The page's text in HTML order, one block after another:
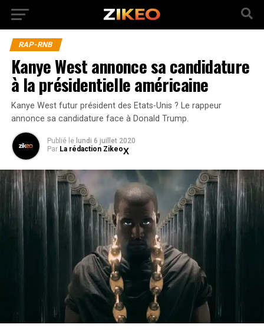
RAP-RNB
Kanye West annonce sa candidature
à la présidentielle américaine
Kanye West futur président des Etats-Unis ? Le rappeur
annonce sa candidature face à Donald Trump.
Publié le lundi 6 juillet 2020
Par La rédaction Zikeo